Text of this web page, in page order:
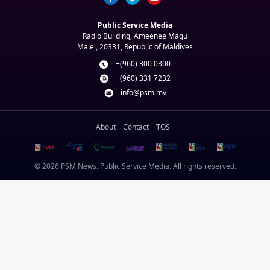
Public Service Media
Radio Building, Ameenee Magu
Male', 20331, Republic of Maldives
+(960) 300 0300
+(960) 331 7232
info@psm.mv
About Contact TOS
© 2026 PSM News. Public Service Media. All rights reserved.